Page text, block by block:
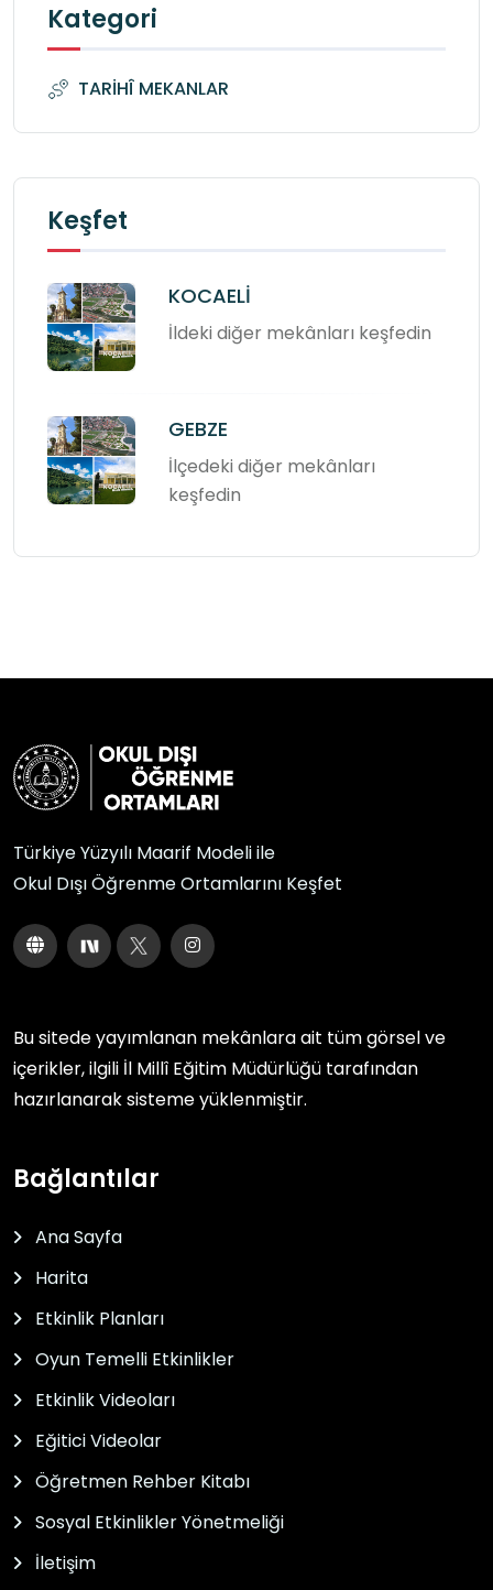
Kategori
TARİHÎ MEKANLAR
Keşfet
KOCAELİ
İldeki diğer mekânları keşfedin
GEBZE
İlçedeki diğer mekânları
keşfedin
Türkiye Yüzyılı Maarif Modeli ile
Okul Dışı Öğrenme Ortamlarını Keşfet
Bu sitede yayımlanan mekânlara ait tüm görsel ve
içerikler, ilgili İl Millî Eğitim Müdürlüğü tarafından
hazırlanarak sisteme yüklenmiştir.
Bağlantılar
Ana Sayfa
Harita
Etkinlik Planları
Oyun Temelli Etkinlikler
Etkinlik Videoları
Eğitici Videolar
Öğretmen Rehber Kitabı
Sosyal Etkinlikler Yönetmeliği
İletişim